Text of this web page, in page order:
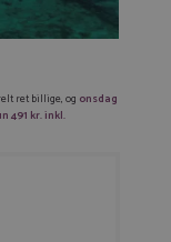
ret billige, og onsdag
491 kr. inkl.